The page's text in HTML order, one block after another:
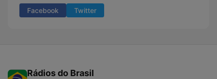
Facebook Twitter
Rádios do Brasil